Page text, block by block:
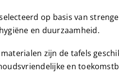
op basis van
en duurzaamheid.
zijn de tafels
en